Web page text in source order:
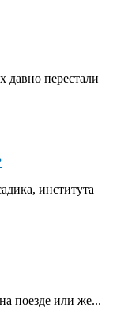
давно перестали
института
поезде или же...